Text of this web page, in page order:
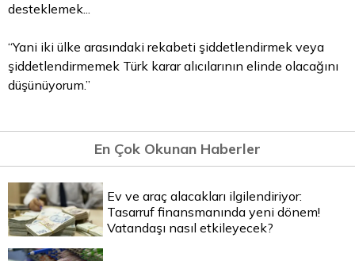
desteklemek...
“Yani iki ülke arasındaki rekabeti şiddetlendirmek veya
şiddetlendirmemek Türk karar alıcılarının elinde olacağını
düşünüyorum.”
En Çok Okunan Haberler
Ev ve araç alacakları ilgilendiriyor:
Tasarruf finansmanında yeni dönem!
Vatandaşı nasıl etkileyecek?